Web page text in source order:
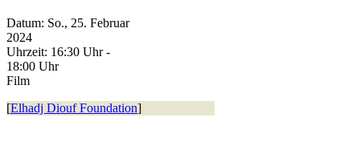
Datum: So., 25. Februar
2024
Uhrzeit: 16:30 Uhr -
18:00 Uhr
Film
[Elhadj Diouf Foundation]